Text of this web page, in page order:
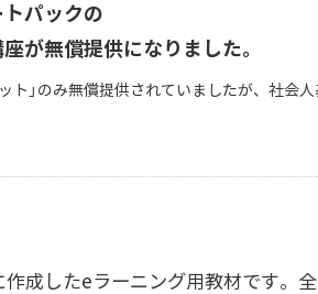
パックの
座が無償提供になりました。
ト」のみ無償提供されていましたが、社
作成したeラーニング用教材です。